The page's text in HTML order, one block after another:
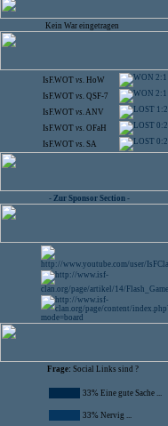
Kein War eingetragen
IsF.WOT vs. HoW 2:1
IsF.WOT vs. QSF-7 2:1
IsF.WOT vs.ANV 1:2
IsF.WOT vs. OFaH 0:2
IsF.WOT vs. SA 0:2
- Zur Sponsor Section -
Frage: Social Links sind ?
33% Eine gute Sache ...
33% Nervig ...